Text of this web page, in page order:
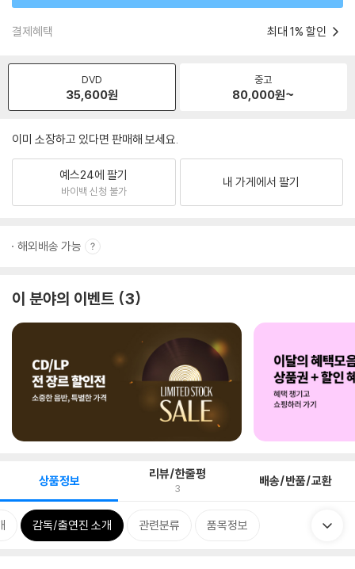
결제혜택 최대 1% 할인
DVD
35,600원
중고
80,000원~
이미 소장하고 있다면 판매해 보세요.
예스24에 팔기
바이백 신청 불가
내 가게에서 팔기
해외배송 가능
이 분야의 이벤트 3
상품정보 리뷰/한줄평
3 배송/반품/교환
감독/출연진 소개 관련분류 품목정보